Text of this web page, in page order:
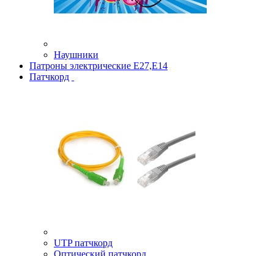
Наушники
Патроны электрические Е27,Е14
Патчкорд
UTP патчкорд